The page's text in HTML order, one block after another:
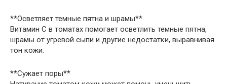
**Осветляет темные пятна и шрамы**
Витамин С в томатах помогает осветлить темные пятна,
шрамы от угревой сыпи и другие недостатки, выравнивая
тон кожи.
**Сужает поры**